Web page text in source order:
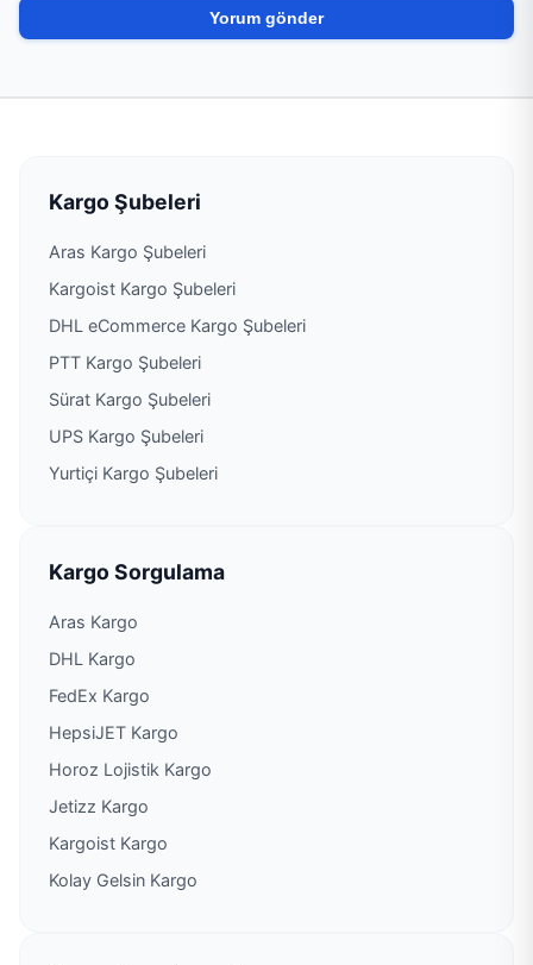
Kargo Şubeleri
Aras Kargo Şubeleri
Kargoist Kargo Şubeleri
DHL eCommerce Kargo Şubeleri
PTT Kargo Şubeleri
Sürat Kargo Şubeleri
UPS Kargo Şubeleri
Yurtiçi Kargo Şubeleri
Kargo Sorgulama
Aras Kargo
DHL Kargo
FedEx Kargo
HepsiJET Kargo
Horoz Lojistik Kargo
Jetizz Kargo
Kargoist Kargo
Kolay Gelsin Kargo